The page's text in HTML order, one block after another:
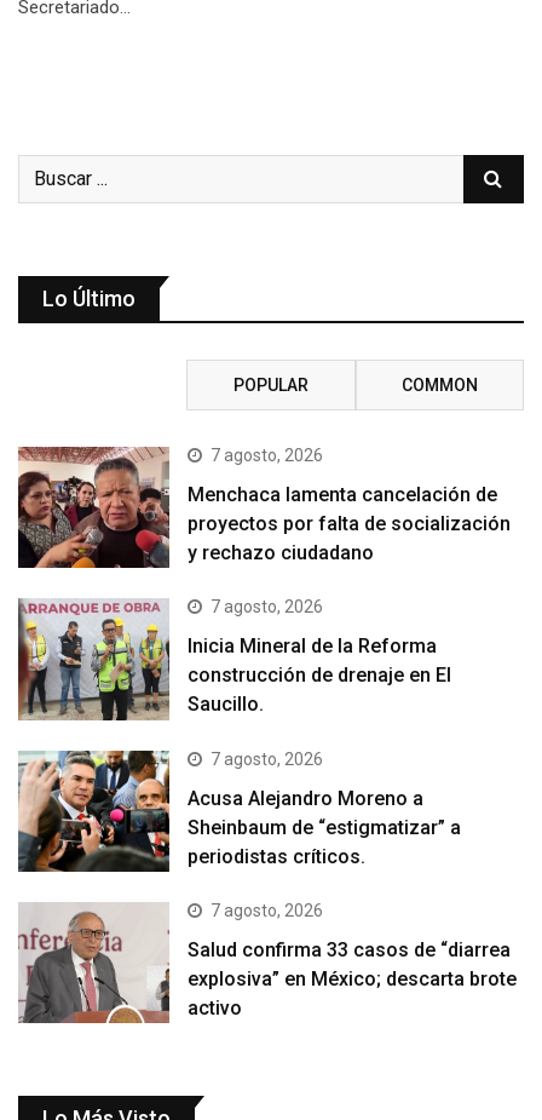
Secretariado…
Lo Último
POPULAR COMMON
7 agosto, 2026
Menchaca lamenta cancelación de
proyectos por falta de socialización
y rechazo ciudadano
7 agosto, 2026
Inicia Mineral de la Reforma
construcción de drenaje en El
Saucillo.
7 agosto, 2026
Acusa Alejandro Moreno a
Sheinbaum de “estigmatizar” a
periodistas críticos.
7 agosto, 2026
Salud confirma 33 casos de “diarrea
explosiva” en México; descarta brote
activo